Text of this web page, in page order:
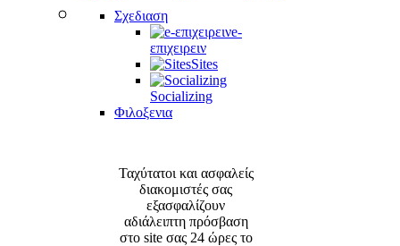
Σχεδιαση
e-
επιχειρειν
Sites
Socializing
Φιλοξενια
Ταχύτατοι και ασφαλείς
διακομιστές σας
εξασφαλίζουν
αδιάλειπτη πρόσβαση
στο site σας 24 ώρες το